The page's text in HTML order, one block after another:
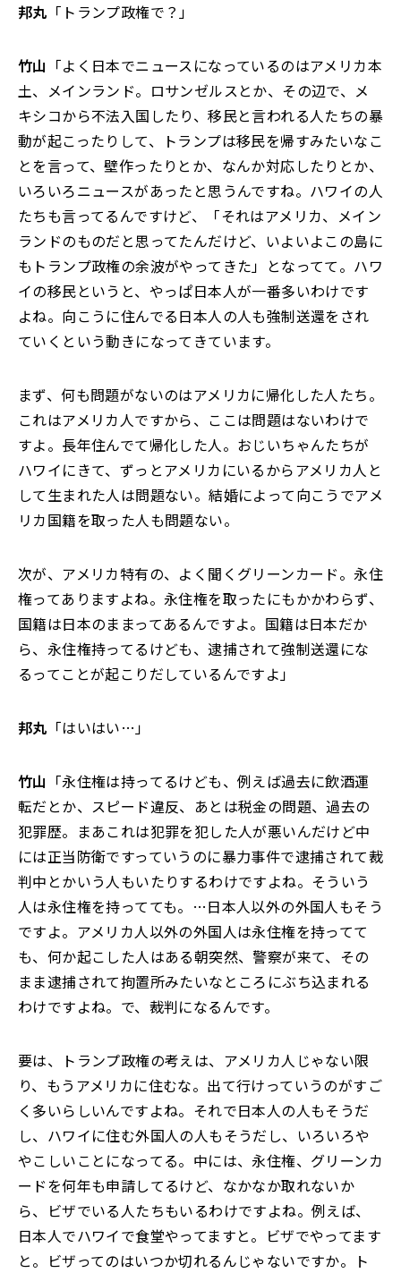
邦丸 「トランプ政権で？」
竹山 「よく日本でニュースになっているのはアメリカ本
土、メインランド。ロサンゼルスとか、その辺で、メ
キシコから不法入国したり、移民と言われる人たちの暴
動が起こったりして、トランプは移民を帰すみたいなこ
とを言って、壁作ったりとか、なんか対応したりとか、
いろいろニュースがあったと思うんですね。ハワイの人
たちも言ってるんですけど、「それはアメリカ、メイン
ランドのものだと思ってたんだけど、いよいよこの島に
もトランプ政権の余波がやってきた」となってて。ハワ
イの移民というと、やっぱ日本人が一番多いわけです
よね。向こうに住んでる日本人の人も強制送還をされ
ていくという動きになってきています。
まず、何も問題がないのはアメリカに帰化した人たち。
これはアメリカ人ですから、ここは問題はないわけで
すよ。長年住んでて帰化した人。おじいちゃんたちが
ハワイにきて、ずっとアメリカにいるからアメリカ人と
して生まれた人は問題ない。結婚によって向こうでアメ
リカ国籍を取った人も問題ない。
次が、アメリカ特有の、よく聞くグリーンカード。永住
権ってありますよね。永住権を取ったにもかかわらず、
国籍は日本のままってあるんですよ。国籍は日本だか
ら、永住権持ってるけども、逮捕されて強制送還にな
るってことが起こりだしているんですよ」
邦丸 「はいはい…」
竹山 「永住権は持ってるけども、例えば過去に飲酒運
転だとか、スピード違反、あとは税金の問題、過去の
犯罪歴。まあこれは犯罪を犯した人が悪いんだけど中
には正当防衛ですっていうのに暴力事件で逮捕されて裁
判中とかいう人もいたりするわけですよね。そういう
人は永住権を持ってても。…日本人以外の外国人もそう
ですよ。アメリカ人以外の外国人は永住権を持ってて
も、何か起こした人はある朝突然、警察が来て、その
まま逮捕されて拘置所みたいなところにぶち込まれる
わけですよね。で、裁判になるんです。
要は、トランプ政権の考えは、アメリカ人じゃない限
り、もうアメリカに住むな。出て行けっていうのがすご
く多いらしいんですよね。それで日本人の人もそうだ
し、ハワイに住む外国人の人もそうだし、いろいろや
やこしいことになってる。中には、永住権、グリーンカ
ードを何年も申請してるけど、なかなか取れないか
ら、ビザでいる人たちもいるわけですよね。例えば、
日本人でハワイで食堂やってますと。ビザでやってます
と。ビザってのはいつか切れるんじゃないですか。ト